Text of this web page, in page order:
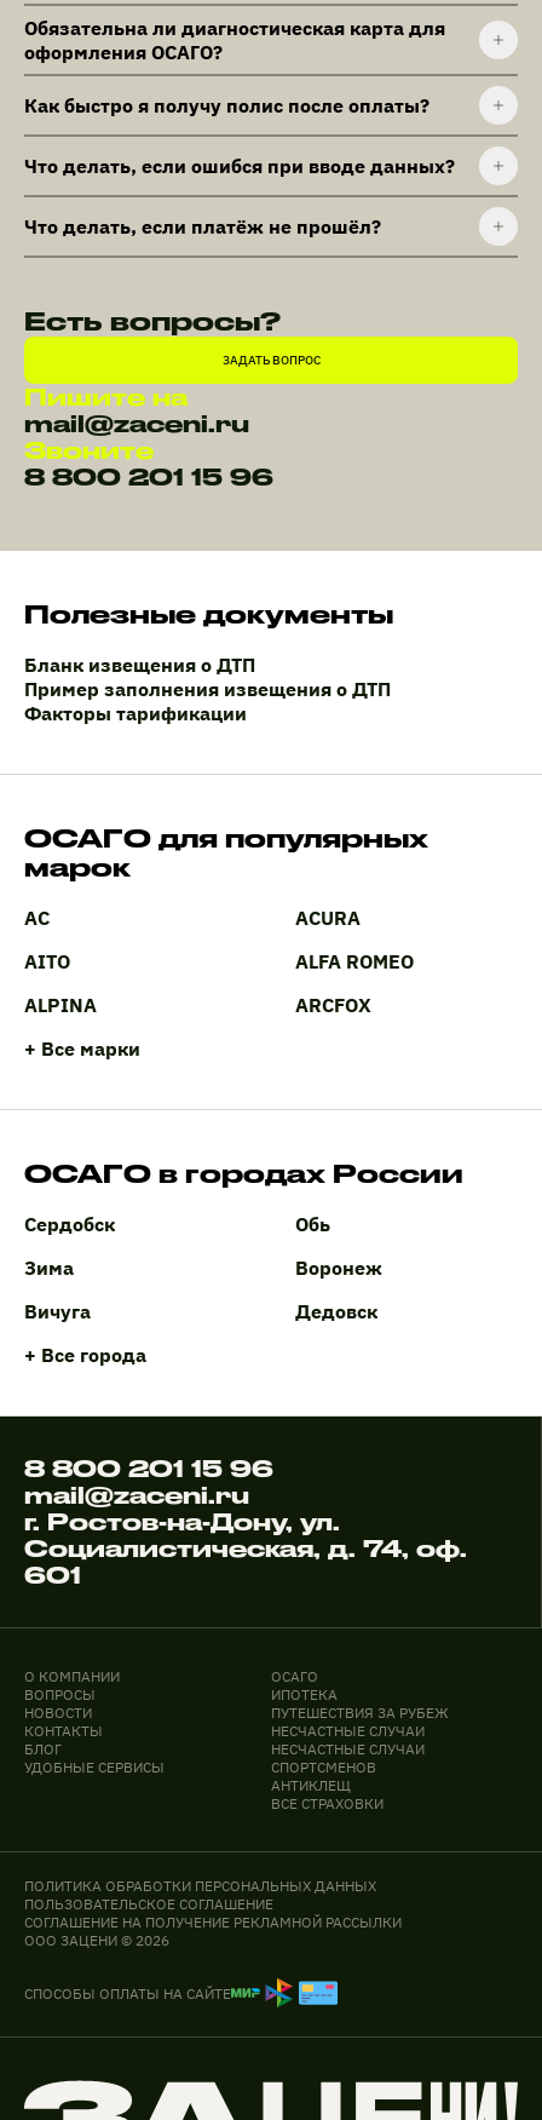
Обязательна ли диагностическая карта для
оформления ОСАГО?
Как быстро я получу полис после оплаты?
Что делать, если ошибся при вводе данных?
Что делать, если платёж не прошёл?
Есть вопросы?
ЗАДАТЬ ВОПРОС
Пишите на
mail@zaceni.ru
Звоните
8 800 201 15 96
Полезные документы
Бланк извещения о ДТП
Пример заполнения извещения о ДТП
Факторы тарификации
ОСАГО для популярных
марок
AC
ACURA
AITO
ALFA ROMEO
ALPINA
ARCFOX
+ Все марки
ОСАГО в городах России
Сердобск
Обь
Зима
Воронеж
Вичуга
Дедовск
+ Все города
8 800 201 15 96
mail@zaceni.ru
г. Ростов-на-Дону, ул.
Социалистическая, д. 74, оф.
601
О КОМПАНИИ
ВОПРОСЫ
НОВОСТИ
КОНТАКТЫ
БЛОГ
УДОБНЫЕ СЕРВИСЫ
ОСАГО
ИПОТЕКА
ПУТЕШЕСТВИЯ ЗА РУБЕЖ
НЕСЧАСТНЫЕ СЛУЧАИ
НЕСЧАСТНЫЕ СЛУЧАИ
СПОРТСМЕНОВ
АНТИКЛЕЩ
ВСЕ СТРАХОВКИ
ПОЛИТИКА ОБРАБОТКИ ПЕРСОНАЛЬНЫХ ДАННЫХ
ПОЛЬЗОВАТЕЛЬСКОЕ СОГЛАШЕНИЕ
СОГЛАШЕНИЕ НА ПОЛУЧЕНИЕ РЕКЛАМНОЙ РАССЫЛКИ
ООО ЗАЦЕНИ © 2026
СПОСОБЫ ОПЛАТЫ НА САЙТЕ